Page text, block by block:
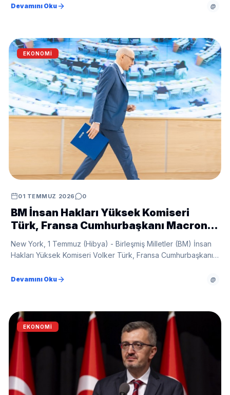
Devamını Oku @
EKONOMI
01 TEMMUZ 2026 0
BM İnsan Hakları Yüksek Komiseri
Türk, Fransa Cumhurbaşkanı Macron
ile görüştü
New York, 1 Temmuz (Hibya) - Birleşmiş Milletler (BM) İnsan
Hakları Yüksek Komiseri Volker Türk, Fransa Cumhurbaşkanı
değerlendirdi.
Devamını Oku @
EKONOMI